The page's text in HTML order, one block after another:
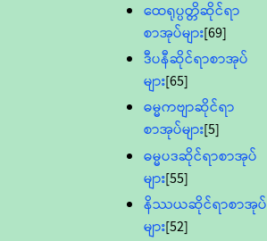
ထေရုပ္ပတ္တိဆိုင်ရာ
စာအုပ်များ[69]
ဒီပနီဆိုင်ရာစာအုပ်
များ[65]
ဓမ္မကဗျာဆိုင်ရာ
စာအုပ်များ[5]
ဓမ္မပဒဆိုင်ရာစာအုပ်
များ[55]
နိဿယဆိုင်ရာစာအုပ်
များ[52]